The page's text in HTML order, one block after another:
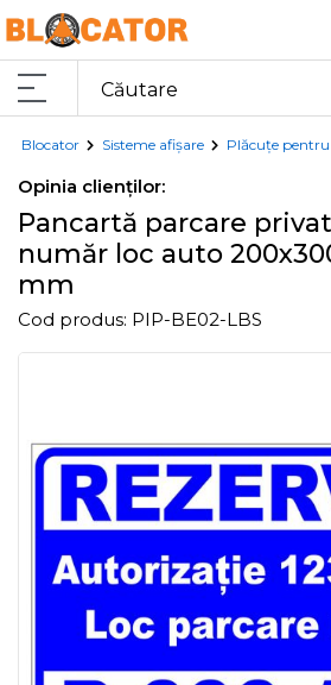
Blocator Sisteme afișare Plăcuțe
Opinia clienților:
Pancartă parcare
număr loc auto
mm
Cod produs: PIP-BE02-LBS